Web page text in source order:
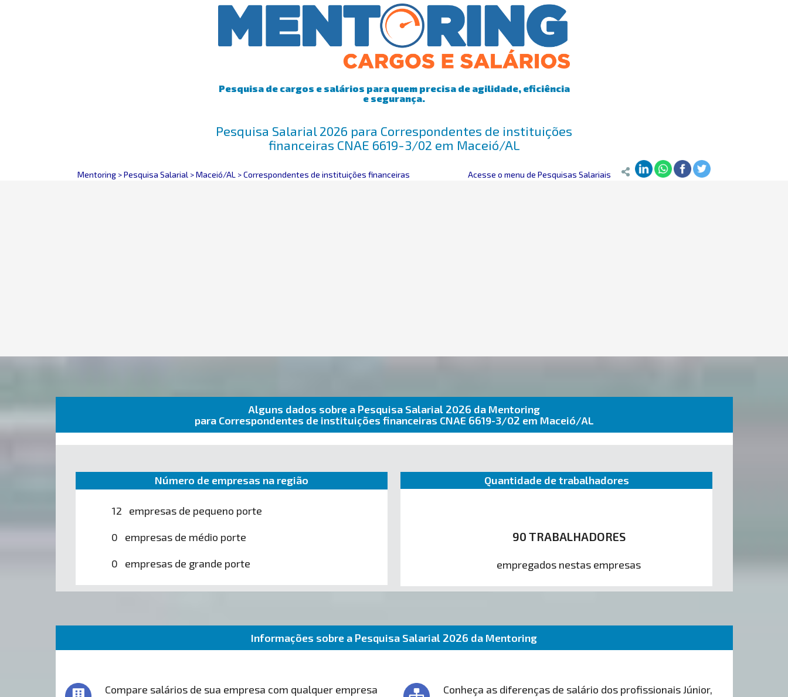
Pesquisa de cargos e salários para quem precisa de agilidade, eficiência
e segurança.
Pesquisa Salarial 2026 para Correspondentes de instituições
financeiras CNAE 6619-3/02 em Maceió/AL
Mentoring >Pesquisa Salarial >Maceió/AL >Correspondentes de instituições financeiras Acesse o menu de Pesquisas Salariais
Alguns dados sobre a Pesquisa Salarial 2026 da Mentoring
para Correspondentes de instituições financeiras CNAE 6619-3/02 em Maceió/AL
Número de empresas na região
12 empresas de pequeno porte
0 empresas de médio porte
0 empresas de grande porte
Quantidade de trabalhadores
90 TRABALHADORES
empregados nestas empresas
Informações sobre a Pesquisa Salarial 2026 da Mentoring
Compare salários de sua empresa com qualquer empresa
Conheça as diferenças de salário dos profissionais Júnior,